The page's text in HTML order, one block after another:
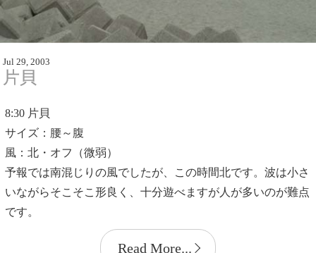
Jul 29, 2003
片貝
8:30片貝
サイズ：腰～腹
風：北・オフ（微弱）
予報では南混じりの風でしたが、この時間北です。波は小さ
いながらそこそこ形良く、十分遊べますが人が多いのが難点
です。
Read More...